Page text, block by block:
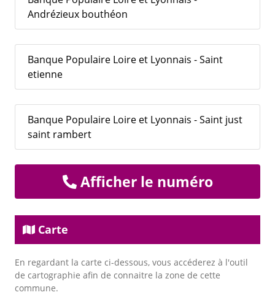
Andrézieux bouthéon
Banque Populaire Loire et Lyonnais - Saint
etienne
Banque Populaire Loire et Lyonnais - Saint just
saint rambert
Afficher le numéro
Carte
En regardant la carte ci-dessous, vous accéderez à l'outil
de cartographie afin de connaitre la zone de cette
commune.